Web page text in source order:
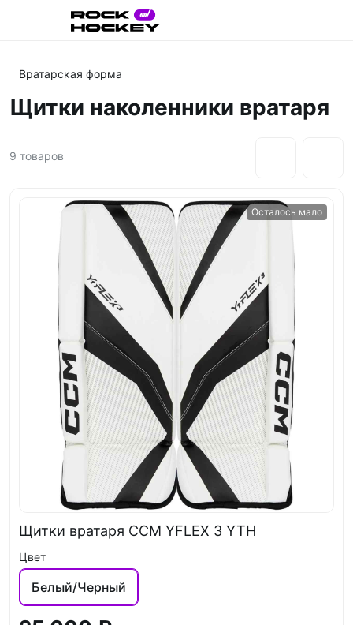
Вратарская форма
Щитки наколенники вратаря
9 товаров
Осталось мало
Щитки вратаря CCM YFLEX 3 YTH
Цвет
Белый/Черный